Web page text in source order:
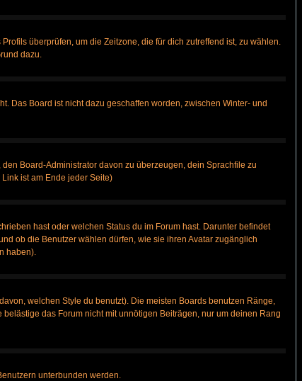
überprüfen, um die Zeitzone, die für dich zutreffend ist, zu wählen.
dazu.
Das Board ist nicht dazu geschaffen worden, zwischen Winter- und
Board-Administrator davon zu überzeugen, dein Sprachfile zu
ist am Ende jeder Seite)
hast oder welchen Status du im Forum hast. Darunter befindet
ob die Benutzer wählen dürfen, wie sie ihren Avatar zugänglich
haben).
welchen Style du benutzt). Die meisten Boards benutzen Ränge,
das Forum nicht mit unnötigen Beiträgen, nur um deinen Rang
unterbunden werden.